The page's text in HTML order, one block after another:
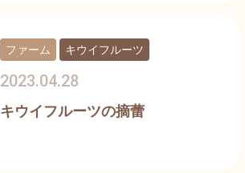
キウイフルーツの摘蕾
2023.04.28
ファーム キウイフルーツ